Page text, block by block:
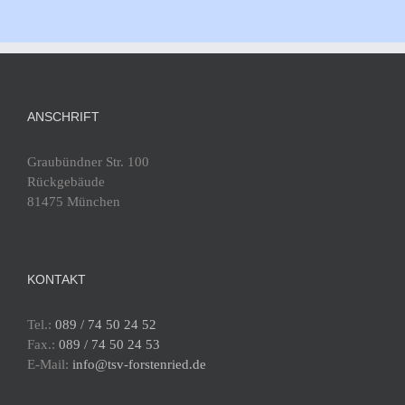
ANSCHRIFT
Graubündner Str. 100
Rückgebäude
81475 München
KONTAKT
Tel.: 089 / 74 50 24 52
Fax.: 089 / 74 50 24 53
E-Mail: info@tsv-forstenried.de